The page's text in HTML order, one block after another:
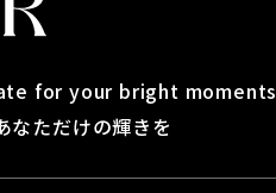
for your bright moments
なただけの輝きを